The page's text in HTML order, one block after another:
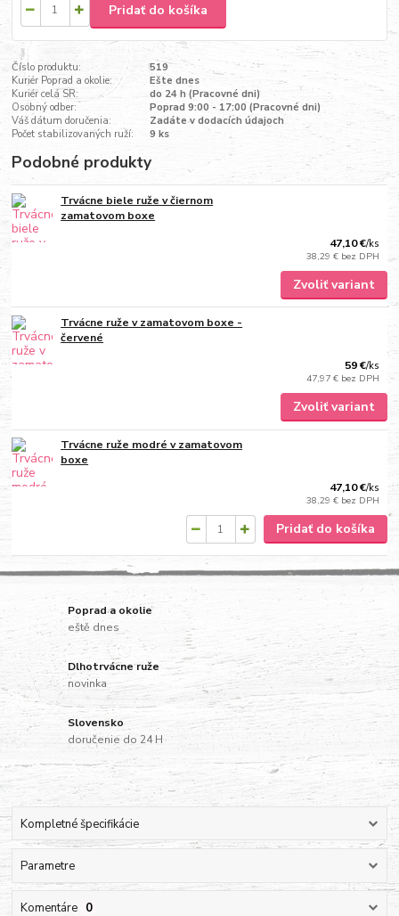
Pridať do košíka
Číslo produktu:
519
Kuriér Poprad a okolie:
Ešte dnes
Kuriér celá SR:
do 24 h (Pracovné dni)
Osobný odber:
Poprad 9:00 - 17:00 (Pracovné dni)
Váš dátum doručenia:
Zadáte v dodacích údajoch
Počet stabilizovaných ruží:
9 ks
Podobné produkty
Trvácne biele ruže v čiernom
zamatovom boxe
47,10 €/ks
38,29 € bez DPH
Zvoliť variant
Trvácne ruže v zamatovom boxe -
červené
59 €/ks
47,97 € bez DPH
Zvoliť variant
Trvácne ruže modré v zamatovom
boxe
47,10 €/ks
38,29 € bez DPH
Pridať do košíka
Poprad a okolie
eště dnes
Dlhotrvácne ruže
novinka
Slovensko
doručenie do 24 H
Kompletné špecifikácie
Parametre
Komentáre 0